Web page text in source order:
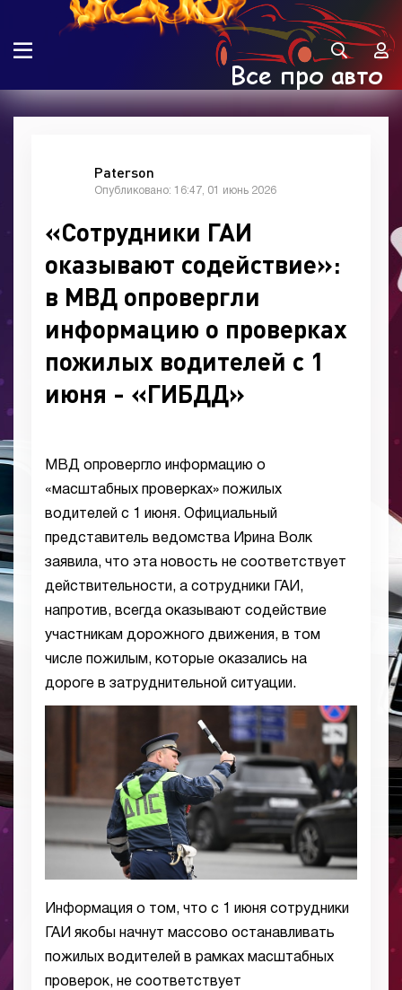
Paterson
Опубликовано: 16:47, 01 июнь 2026
«Сотрудники ГАИ
оказывают содействие»:
в МВД опровергли
информацию о проверках
пожилых водителей с 1
июня - «ГИБДД»
МВД опровергло информацию о
«масштабных проверках» пожилых
водителей с 1 июня. Официальный
представитель ведомства Ирина Волк
заявила, что эта новость не соответствует
действительности, а сотрудники ГАИ,
напротив, всегда оказывают содействие
участникам дорожного движения, в том
числе пожилым, которые оказались на
дороге в затруднительной ситуации.
Информация о том, что с 1 июня сотрудники
ГАИ якобы начнут массово останавливать
пожилых водителей в рамках масштабных
проверок, не соответствует